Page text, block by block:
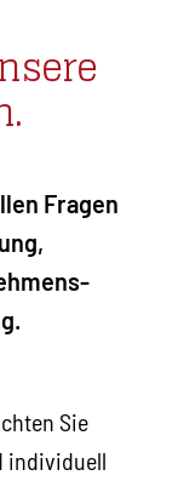
Fragen
Sie
individuell